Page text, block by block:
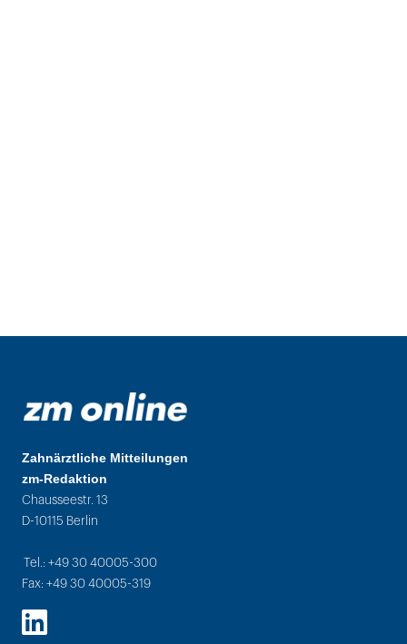
Zahnärztliche Mitteilungen
zm-Redaktion
Chausseestr. 13
D-10115 Berlin
Tel.: +49 30 40005-300
Fax: +49 30 40005-319
LinkedIn